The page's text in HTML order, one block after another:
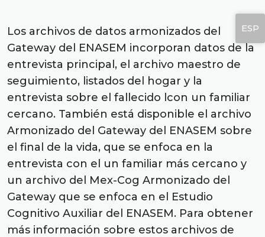
ESP
Los archivos de datos armonizados del
Gateway del ENASEM incorporan datos de la
entrevista principal, el archivo maestro de
seguimiento, listados del hogar y la
entrevista sobre el fallecido lcon un familiar
cercano. También está disponible el archivo
Armonizado del Gateway del ENASEM sobre
el final de la vida, que se enfoca en la
entrevista con el un familiar más cercano y
un archivo del Mex-Cog Armonizado del
Gateway que se enfoca en el Estudio
Cognitivo Auxiliar del ENASEM. Para obtener
más información sobre estos archivos de